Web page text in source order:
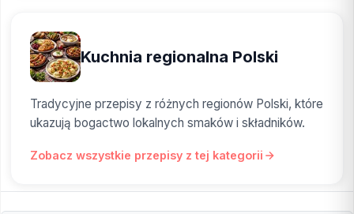
Kuchnia regionalna Polski
Tradycyjne przepisy z różnych regionów Polski, które
ukazują bogactwo lokalnych smaków i składników.
Zobacz wszystkie przepisy z tej kategorii